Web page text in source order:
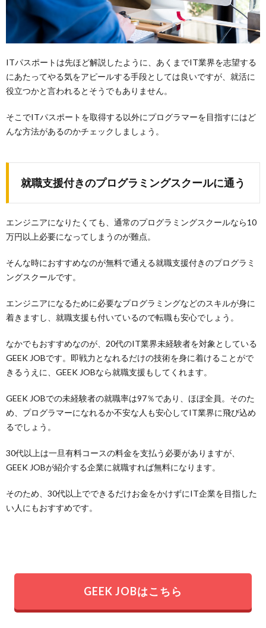
ITパスポートは先ほど解説したように、あくまでIT業界を志望する
にあたってやる気をアピールする手段としては良いですが、就活に
役立つかと言われるとそうでもありません。
そこでITパスポートを取得する以外にプログラマーを目指すにはど
んな方法があるのかチェックしましょう。
就職支援付きのプログラミングスクールに通う
エンジニアになりたくても、通常のプログラミングスクールなら10
万円以上必要になってしまうのが難点。
そんな時におすすめなのが無料で通える就職支援付きのプログラミ
ングスクールです。
エンジニアになるために必要なプログラミングなどのスキルが身に
着きますし、就職支援も付いているので転職も安心でしょう。
なかでもおすすめなのが、20代のIT業界未経験者を対象としている
GEEK JOBです。即戦力となれるだけの技術を身に着けることがで
きるうえに、GEEK JOBなら就職支援もしてくれます。
GEEK JOBでの未経験者の就職率は97％であり、ほぼ全員。そのた
め、プログラマーになれるか不安な人も安心してIT業界に飛び込め
るでしょう。
30代以上は一旦有料コースの料金を支払う必要がありますが、
GEEK JOBが紹介する企業に就職すれば無料になります。
そのため、30代以上でできるだけお金をかけずにIT企業を目指した
い人にもおすすめです。
GEEK JOBはこちら